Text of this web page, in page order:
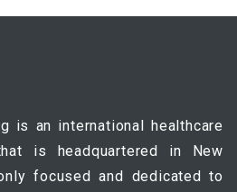
is an international healthcare
is headquartered in New
focused and dedicated to